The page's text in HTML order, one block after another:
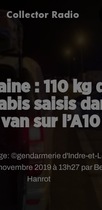
Collector Radio
: 110 kg
saisis
sur l’A10
2019 à 13h27 par
Hanrot
©gendarmerie d'Indre-et-